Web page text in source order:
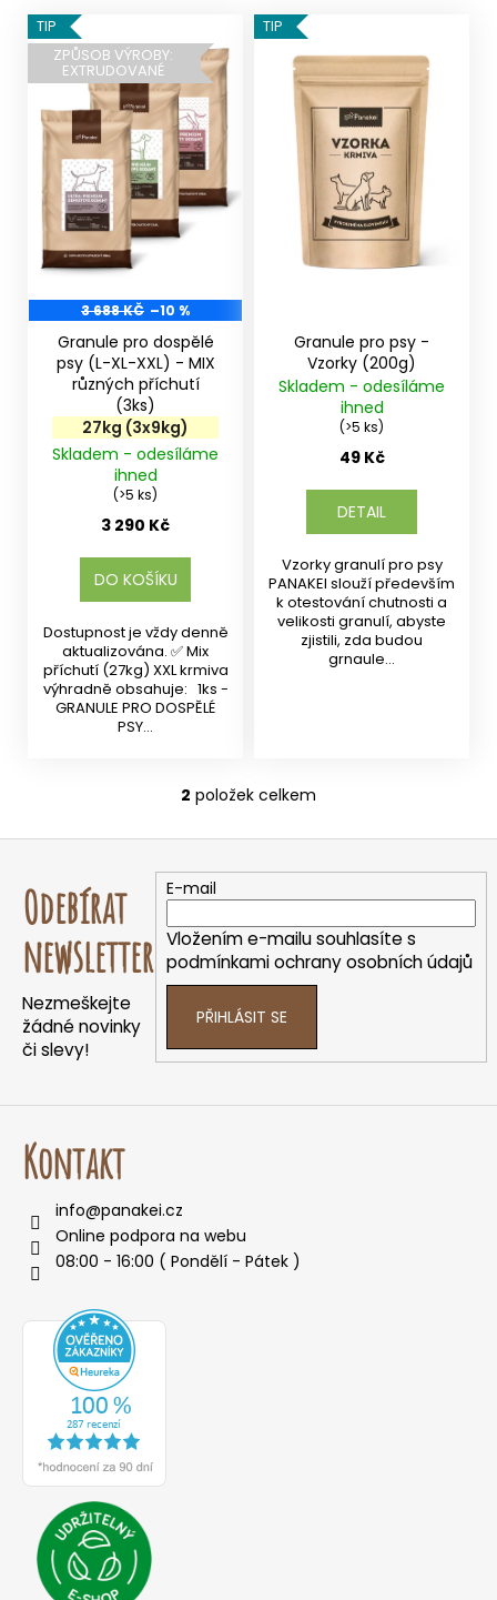
V
ý
p
k
TIP
ZPŮSOB VÝROBY:
EXTRUDOVANÉ
3 688 KČ –10 %
Granule pro dospělé
psy (L-XL-XXL) - MIX
různých příchutí
27kg (3x9kg)
Skladem - odesíláme
ihned
(>5 ks)
3 290 Kč
DO KOŠÍKU
Dostupnost je vždy denně
aktualizována. ✅ Mix
příchutí (27kg) XXL krmiva
výhradně obsahuje: 1ks -
GRANULE PRO DOSPĚLÉ
PSY...
TIP
Granule pro psy -
Vzorky (200g)
Skladem - odesíláme
ihned
(>5 ks)
49 Kč
DETAIL
Vzorky granulí pro psy
PANAKEI slouží především
k otestování chutnosti a
velikosti granulí, abyste
zjistili, zda budou
grnaule...
O
v
á
d
a
c
í
r
v
y
2 položek celkem
Odebírat
newsletter
Nezmeškejte
žádné novinky
či slevy!
E-mail
Vložením e-mailu souhlasíte s
podmínkami ochrany osobních údajů
PŘIHLÁSIT SE
Kontakt
info@panakei.cz
Online podpora na webu
08:00 - 16:00 ( Pondělí - Pátek )